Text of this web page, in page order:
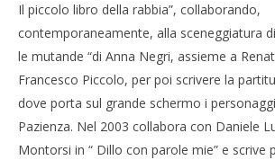
Il piccolo libro della rabbia”, collaborando,
contemporaneamente, alla sceneggiatura
le mutande “di Anna Negri, assieme a
Francesco Piccolo, per poi scrivere la
dove porta sul grande schermo i
Pazienza. Nel 2003 collabora con Daniele
Montorsi in “ Dillo con parole mie” e scrive